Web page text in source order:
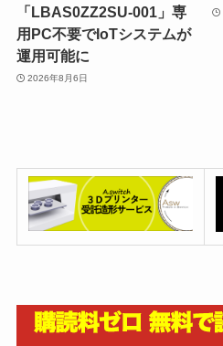
「LBAS0ZZ2SU-001」専
用PC不要でIoTシステムが
運用可能に
2026年8月6日